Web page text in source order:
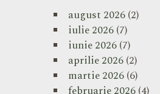
august 2026(2)
iulie 2026(7)
iunie 2026(7)
aprilie 2026(2)
martie 2026(6)